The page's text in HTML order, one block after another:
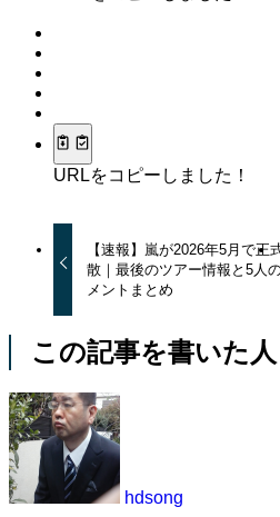
URLをコピーしました！
【速報】嵐が2026年5月で正
散｜最後のツアー情報と5人
メントまとめ
この記事を書いた人
hdsong